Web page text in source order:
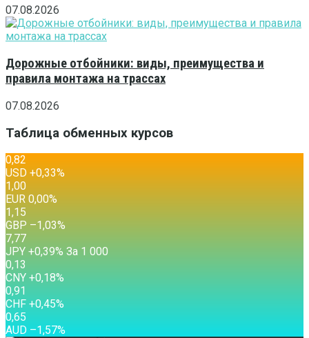
07.08.2026
Дорожные отбойники: виды, преимущества и
правила монтажа на трассах
07.08.2026
Таблица обменных курсов
0,82
USD +0,33%
1,00
EUR 0,00%
1,15
GBP –1,03%
7,77
JPY +0,39% За 1 000
0,13
CNY +0,18%
0,91
CHF +0,45%
0,65
AUD –1,57%